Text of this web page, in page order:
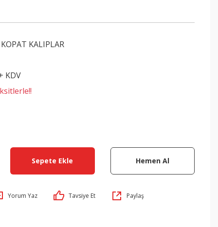
KALIPLAR
KDV
Sepete Ekle Hemen Al
Yorum Yaz Tavsiye Et Paylaş